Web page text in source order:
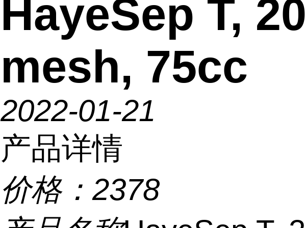
HayeSep T,
mesh, 75cc
2022-01-21
产品详情
价格： 2378